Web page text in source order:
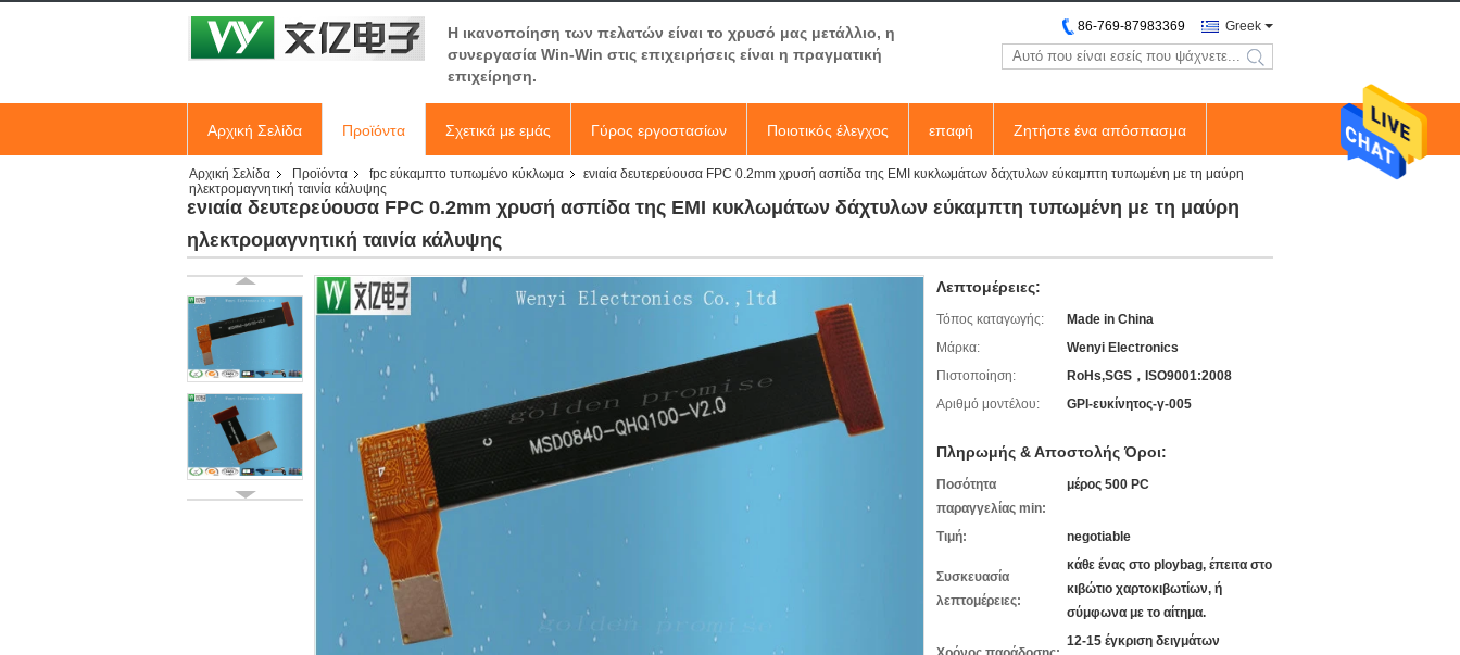
Η ικανοποίηση των πελατών είναι το χρυσό μας μετάλλιο, η
συνεργασία Win-Win στις επιχειρήσεις είναι η πραγματική
επιχείρηση.
Greek
86-769-87983369
search
Αρχική Σελίδα Προϊόντα Σχετικά με εμάς Γύρος εργοστασίων Ποιοτικός έλεγχος επαφή Ζητήστε ένα απόσπασμα
Αρχική Σελίδα Προϊόντα fpc εύκαμπτο τυπωμένο κύκλωμα
ενιαία δευτερεύουσα FPC 0.2mm χρυσή ασπίδα της EMI κυκλωμάτων δάχτυλων εύκαμπτη τυπωμένη με τη μαύρη
ηλεκτρομαγνητική ταινία κάλυψης
ενιαία δευτερεύουσα FPC 0.2mm χρυσή ασπίδα της EMI κυκλωμάτων δάχτυλων εύκαμπτη τυπωμένη με τη μαύρη
ηλεκτρομαγνητική ταινία κάλυψης
Λεπτομέρειες:
Τόπος καταγωγής:
Made in China
Μάρκα:
Wenyi Electronics
Πιστοποίηση:
RoHs,SGS，ISO9001:2008
Αριθμό μοντέλου:
GPI-ευκίνητος-γ-005
Πληρωμής & Αποστολής Όροι:
Ποσότητα
παραγγελίας min:
μέρος 500 PC
Τιμή: negotiable
Συσκευασία
λεπτομέρειες:
κάθε ένας στο ploybag, έπειτα στο
κιβώτιο χαρτοκιβωτίων, ή
σύμφωνα με το αίτημα.
12-15 έγκριση δειγμάτων